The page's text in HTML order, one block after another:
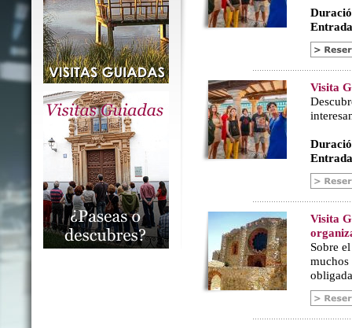
Visita
Visita
Sobre